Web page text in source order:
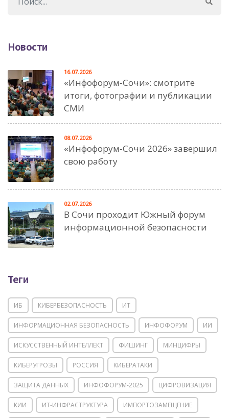
Новости
«Инфофорум-Сочи»: смотрите
итоги, фотографии и публикации
СМИ
16.07.2026
«Инфофорум-Сочи 2026» завершил
свою работу
08.07.2026
В Сочи проходит Южный форум
информационной безопасности
02.07.2026
Теги
ИБ КИБЕРБЕЗОПАСНОСТЬ ИТ
ИНФОРМАЦИОННАЯ БЕЗОПАСНОСТЬ ИНФОФОРУМ ИИ
ИСКУССТВЕННЫЙ ИНТЕЛЛЕКТ ФИШИНГ МИНЦИФРЫ
КИБЕРУГРОЗЫ РОССИЯ КИБЕРАТАКИ
ЗАЩИТА ДАННЫХ ИНФОФОРУМ-2025 ЦИФРОВИЗАЦИЯ
КИИ ИТ-ИНФРАСТРУКТУРА ИМПОРТОЗАМЕЩЕНИЕ